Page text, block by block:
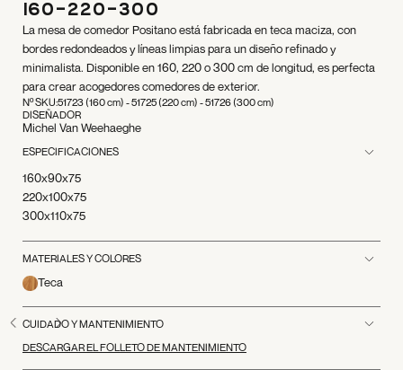
160-220-300
La mesa de comedor Positano está fabricada en teca maciza, con
bordes redondeados y líneas limpias para un diseño refinado y
minimalista. Disponible en 160, 220 o 300 cm de longitud, es perfecta
para crear acogedores comedores de exterior.
Nº SKU:51723 (160 cm) - 51725 (220 cm) - 51726 (300 cm)
DISEÑADOR
Michel Van Weehaeghe
ESPECIFICACIONES
160x90x75
220x100x75
300x110x75
MATERIALES Y COLORES
Teca
CUIDADO Y MANTENIMIENTO
DESCARGAR EL FOLLETO DE MANTENIMIENTO